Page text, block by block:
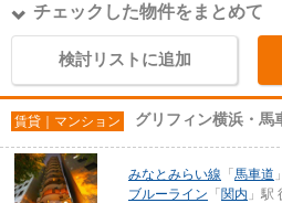
チェックした物件をまとめて
検討リストに追加
賃貸｜マンション グリフィン横浜・馬
みなとみらい線 「 馬車道
ブルーライン 「 関内 」駅